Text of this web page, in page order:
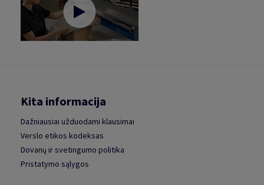
Kita informacija
Dažniausiai užduodami klausimai
Verslo etikos kodeksas
Dovanų ir svetingumo politika
Pristatymo sąlygos